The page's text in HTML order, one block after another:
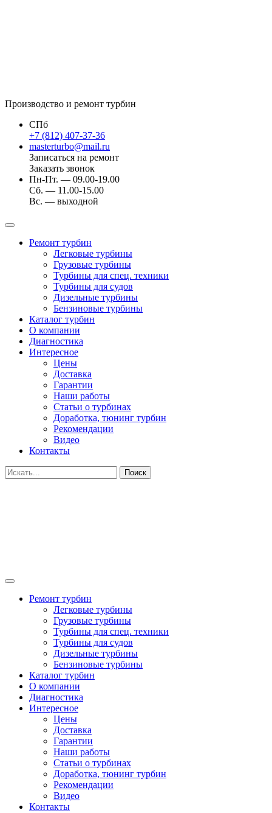
Производство и ремонт турбин
СПб
+7 (812) 407-37-36
masterturbo@mail.ru
Записаться на ремонт
Заказать звонок
Пн-Пт. — 09.00-19.00
Сб. — 11.00-15.00
Вс. — выходной
Ремонт турбин
Легковые турбины
Грузовые турбины
Турбины для спец. техники
Турбины для судов
Дизельные турбины
Бензиновые турбины
Каталог турбин
О компании
Диагностика
Интересное
Цены
Доставка
Гарантии
Наши работы
Статьи о турбинах
Доработка, тюнинг турбин
Рекомендации
Видео
Контакты
Поиск
Ремонт турбин
Легковые турбины
Грузовые турбины
Турбины для спец. техники
Турбины для судов
Дизельные турбины
Бензиновые турбины
Каталог турбин
О компании
Диагностика
Интересное
Цены
Доставка
Гарантии
Наши работы
Статьи о турбинах
Доработка, тюнинг турбин
Рекомендации
Видео
Контакты